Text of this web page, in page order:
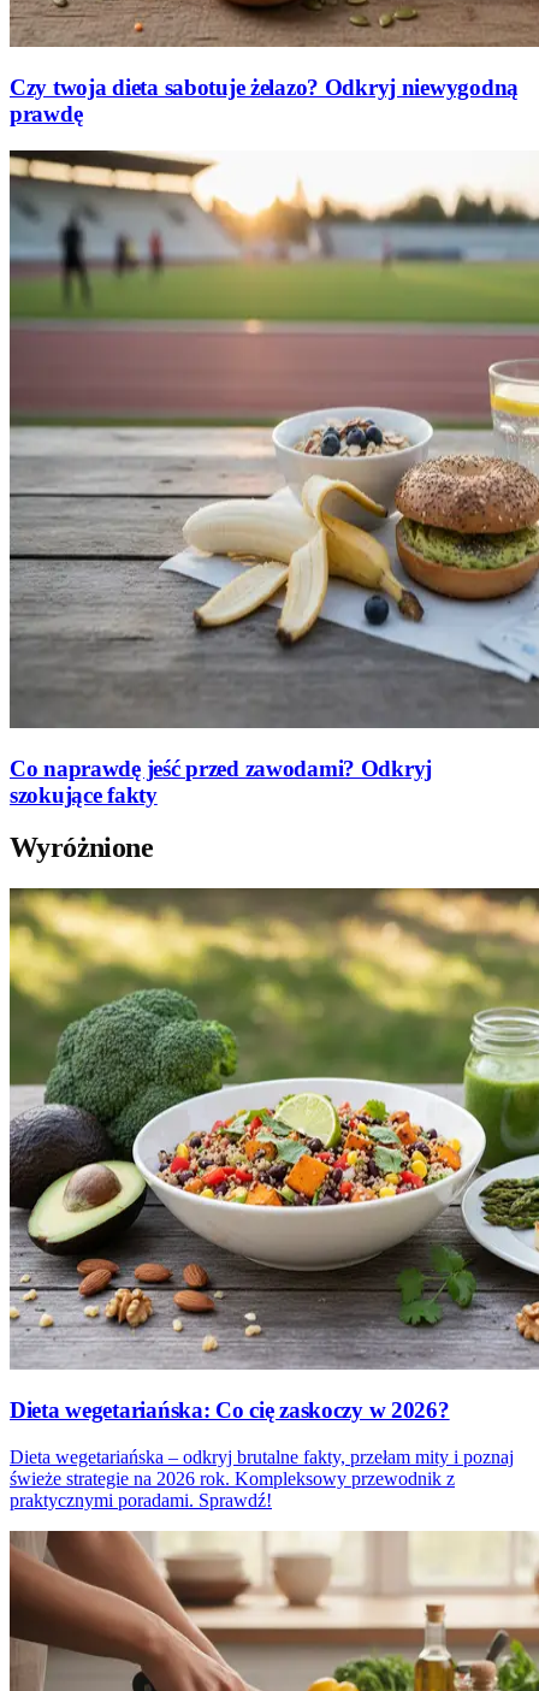
Czy twoja dieta sabotuje żelazo? Odkryj niewygodną
prawdę
Co naprawdę jeść przed zawodami? Odkryj
szokujące fakty
Wyróżnione
Dieta wegetariańska: Co cię zaskoczy w 2026?
Dieta wegetariańska – odkryj brutalne fakty, przełam mity i poznaj
świeże strategie na 2026 rok. Kompleksowy przewodnik z
praktycznymi poradami. Sprawdź!